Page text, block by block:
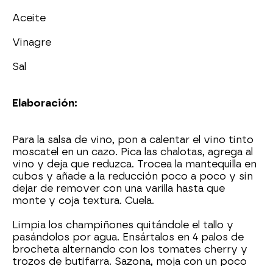
Aceite
Vinagre
Sal
Elaboración:
Para la salsa de vino, pon a calentar el vino tinto
moscatel en un cazo. Pica las chalotas, agrega al
vino y deja que reduzca. Trocea la mantequilla en
cubos y añade a la reducción poco a poco y sin
dejar de remover con una varilla hasta que
monte y coja textura. Cuela.
Limpia los champiñones quitándole el tallo y
pasándolos por agua. Ensártalos en 4 palos de
brocheta alternando con los tomates cherry y
trozos de butifarra. Sazona, moja con un poco